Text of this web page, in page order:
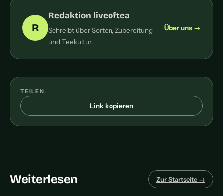
R
Redaktion liveoftea
Schreibt über Sorten, Zubereitung
und Teekultur.
Über uns →
TEILEN
Link kopieren
Weiterlesen Zur Startseite →